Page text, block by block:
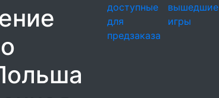
доступные
для
предзаказа
вышедшие
игры